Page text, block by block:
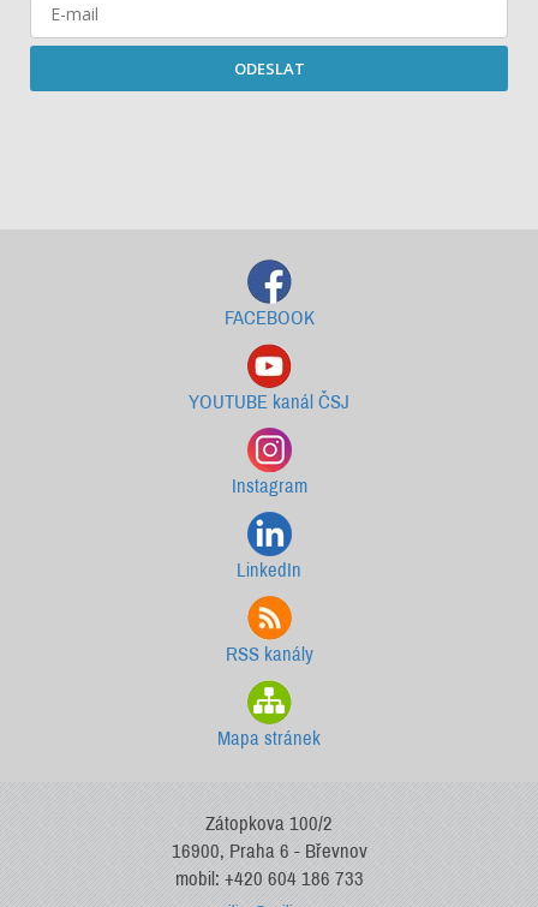
ODESLAT
FACEBOOK
YOUTUBE kanál ČSJ
Instagram
LinkedIn
RSS kanály
Mapa stránek
Zátopkova 100/2
16900, Praha 6 - Břevnov
mobil: +420 604 186 733